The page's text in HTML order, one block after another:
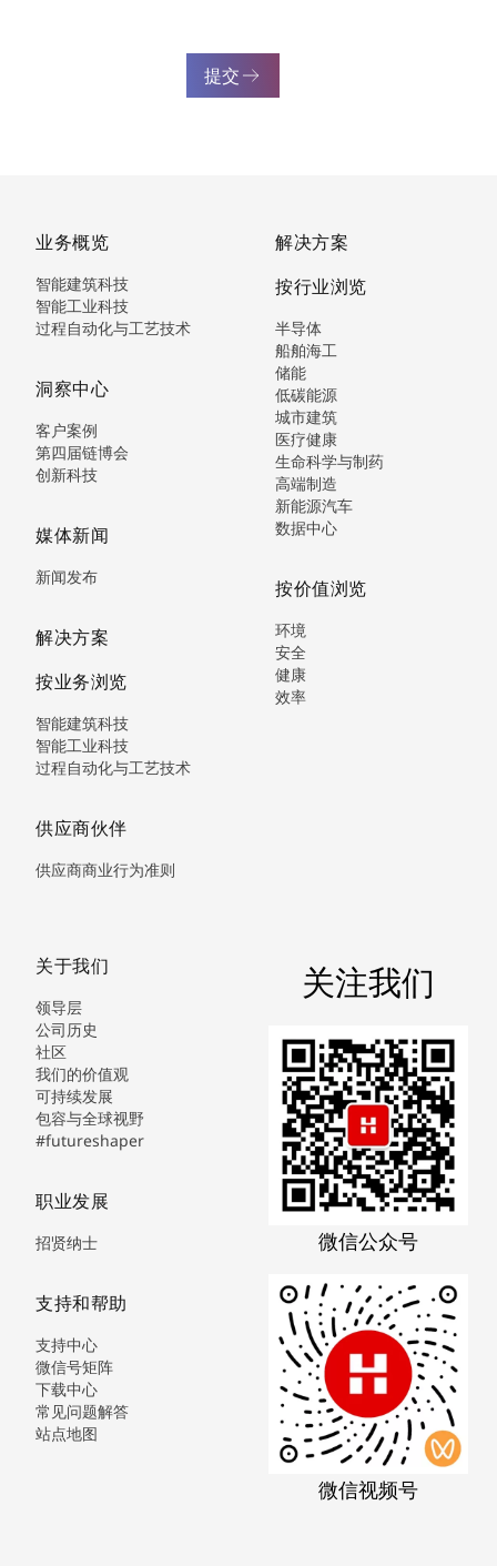
提交
业务概览
智能建筑科技
智能工业科技
过程自动化与工艺技术
洞察中心
客户案例
第四届链博会
创新科技
媒体新闻
新闻发布
解决方案
按业务浏览
智能建筑科技
智能工业科技
过程自动化与工艺技术
供应商伙伴
供应商商业行为准则
解决方案
按行业浏览
半导体
船舶海工
储能
低碳能源
城市建筑
医疗健康
生命科学与制药
高端制造
新能源汽车
数据中心
按价值浏览
环境
安全
健康
效率
关于我们
领导层
公司历史
社区
我们的价值观
可持续发展
包容与全球视野
#futureshaper
职业发展
招贤纳士
支持和帮助
支持中心
微信号矩阵
下载中心
常见问题解答
站点地图
关注我们
微信公众号
微信视频号